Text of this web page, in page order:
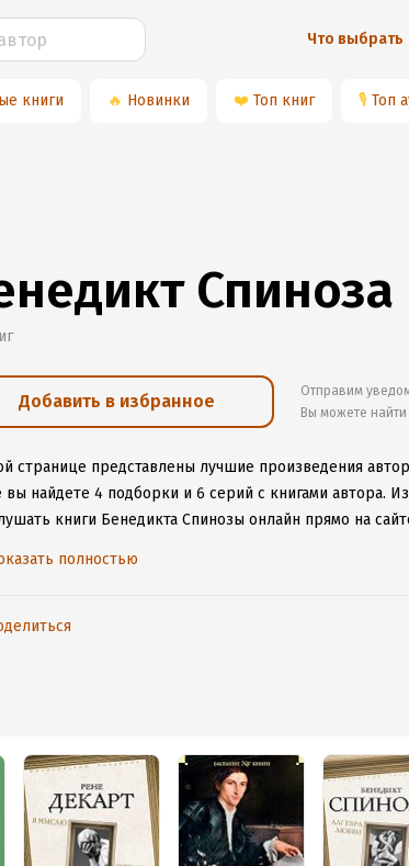
Что выбрать
книги 🔥 Новинки ❤️ Топ книг 🎙 Топ
Спиноза
Добавить в избранное
Отправим
Вы можете
странице представлены лучшие произведения
вы найдете 4 подборки и 6 серий с книгами автора.
книги Бенедикта Спинозы онлайн прямо на
полностью